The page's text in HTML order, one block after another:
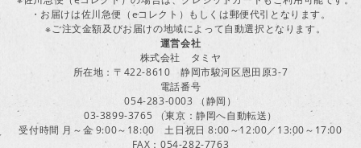
・お届けは佐川急便（eコレクト）もしくは郵便代引となります。
※ご注文金額及びお届けの地域によって自動選択となります。
運営会社
株式会社 タミヤ
所在地：〒422-8610 静岡市駿河区恩田原3-7
電話番号
054-283-0003 （静岡）
03-3899-3765 （東京：静岡へ自動転送）
受付時間 月～金 9:00～18:00 土日祝日 8:00～12:00／13:00～17:00
FAX：054-282-7763